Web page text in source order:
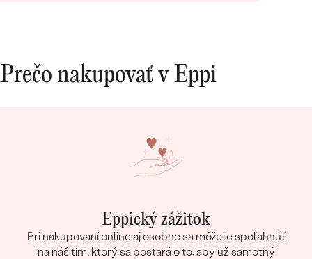
Prečo nakupovať v Eppi
Eppický zážitok
Pri nakupovaní online aj osobne sa môžete spoľahnúť
na náš tím, ktorý sa postará o to, aby už samotný